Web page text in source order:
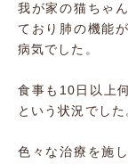
我が家の猫ちゃ
ており肺の機能
病気でした。
食事も10日以上
という状況でした
色々な治療を施